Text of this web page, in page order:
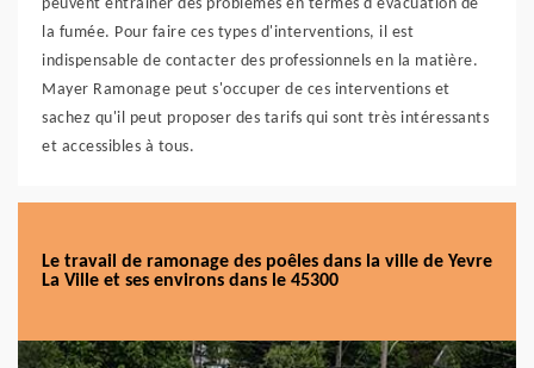
peuvent entraîner des problèmes en termes d'évacuation de
la fumée. Pour faire ces types d'interventions, il est
indispensable de contacter des professionnels en la matière.
Mayer Ramonage peut s'occuper de ces interventions et
sachez qu'il peut proposer des tarifs qui sont très intéressants
et accessibles à tous.
Le travail de ramonage des poêles dans la ville de Yevre
La Ville et ses environs dans le 45300